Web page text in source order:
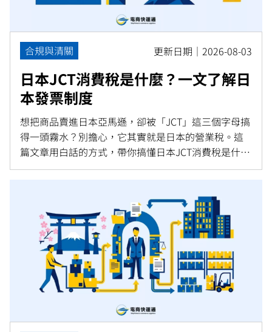
合規與清關 更新日期｜2026-08-03
日本JCT消費稅是什麼？一文了解日
本發票制度
想把商品賣進日本亞馬遜，卻被「JCT」這三個字母搞
得一頭霧水？別擔心，它其實就是日本的營業稅。這
篇文章用白話的方式，帶你搞懂日本JCT消費稅是什
麼、誰需要登錄、發票制度怎麼運作，以及 2026 年稅